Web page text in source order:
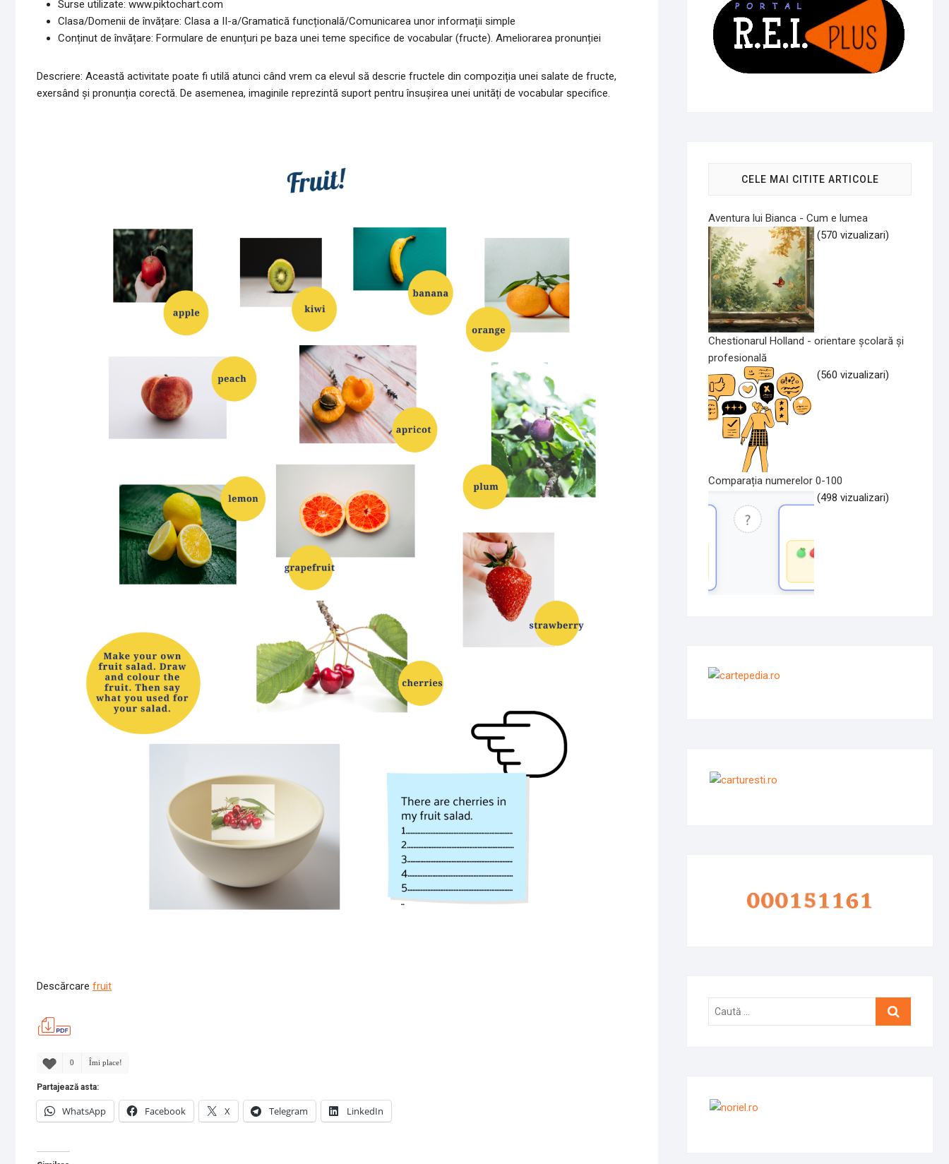
Surse utilizate: www.piktochart.com
Clasa/Domenii de învățare: Clasa a II-a/Gramatică funcțională/Comunicarea unor informații simple
Conținut de învățare: Formulare de enunțuri pe baza unei teme specifice de vocabular (fructe). Ameliorarea pronunției
Descriere: Această activitate poate fi utilă atunci când vrem ca elevul să descrie fructele din compoziția unei salate de fructe,
exersând și pronunția corectă. De asemenea, imaginile reprezintă suport pentru însușirea unei unități de vocabular specifice.
Descărcare fruit
0 Îmi place!
Partajează asta:
WhatsApp Facebook X Telegram LinkedIn
CELE MAI CITITE ARTICOLE
Aventura lui Bianca - Cum e lumea
(570 vizualizari)
Chestionarul Holland - orientare școlară și
profesională
(560 vizualizari)
Comparația numerelor 0-100
(498 vizualizari)
Caută